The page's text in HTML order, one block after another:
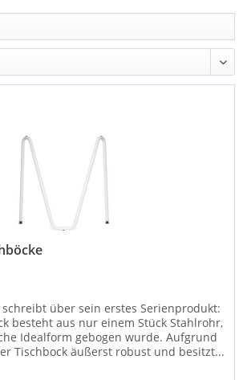
schreibt über sein erstes Serienprodukt:
besteht aus nur einem Stück Stahlrohr,
Idealform gebogen wurde. Aufgrund
Tischbock äußerst robust und besitzt...